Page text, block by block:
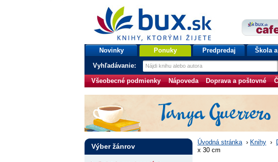
bux.sk
knihy, ktorými žijete
Úvodná stránka
Novinky Ponuky Predpredaj Škola
Vyhľadávanie:
Všeobecné podmienky Nápoveda Doprava a poštovné
Úvodná stránka › Knihy ›
x 30 cm
Výber žánrov